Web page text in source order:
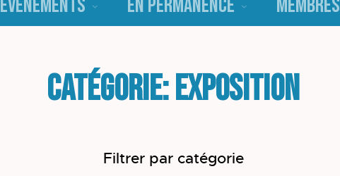
ÉVÉNEMENTS EN PERMANENCE MEMBRES
Catégorie: Exposition
Filtrer par catégorie